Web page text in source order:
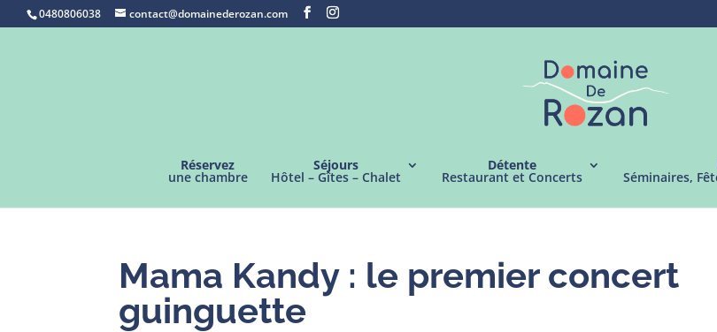
0480806038 contact@domainederozan.com
Réservez
une chambre
Séjours
Hôtel – Gîtes – Chalet
Détente
Restaurant et Concerts Séminaires,
Mama Kandy : le premier concert
guinguette